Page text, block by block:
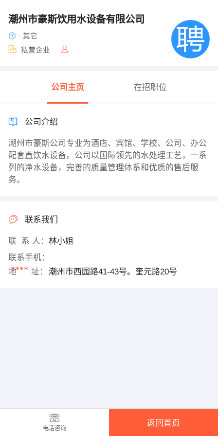
潮州市豪斯饮用水设备有限公司
其它
私营企业
公司主页 在招职位
公司介绍
潮州市豪斯公司专业为酒店、宾馆、学校、公司、办公
配套直饮水设备。公司以国际领先的水处理工艺，一系
列的净水设备，完善的质量管理体系和优质的售后服
务。
联系我们
联 系 人： 林小姐
联系手机：
****
地 址： 潮州市西园路41-43号。奎元路20号
电话咨询
返回首页